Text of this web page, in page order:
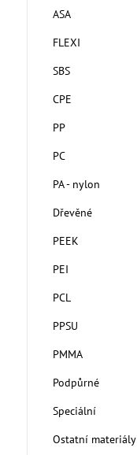
ASA
FLEXI
SBS
CPE
PP
PC
PA - nylon
Dřevěné
PEEK
PEI
PCL
PPSU
PMMA
Podpůrné
Speciální
Ostatní materiály